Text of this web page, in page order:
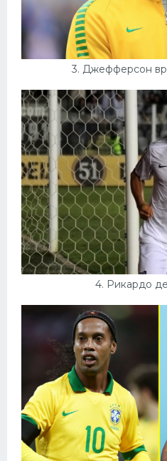
3. Джефферсон
4. Рикардо